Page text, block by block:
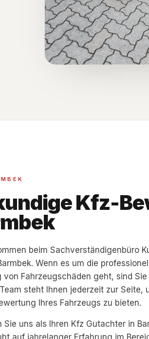
Kfz-
beim Sachverständigenbüro
Wenn es um die
von Fahrzeugschäden geht, sind
steht Ihnen jederzeit zur Seite,
Ihres Fahrzeugs zu bieten.
Sie uns als Ihren Kfz Gutachter in
auf jahrelanger Erfahrung im